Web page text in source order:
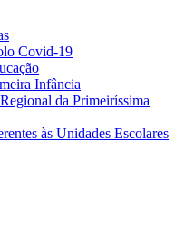
Covid-19
Infância
da Primeiríssima
às Unidades Escolares